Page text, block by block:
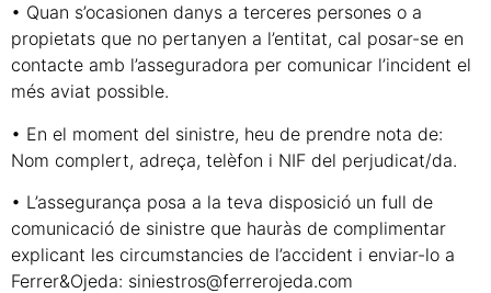
• Quan s’ocasionen danys a terceres persones o a
propietats que no pertanyen a l’entitat, cal posar-se en
contacte amb l’asseguradora per comunicar l’incident el
més aviat possible.
• En el moment del sinistre, heu de prendre nota de:
Nom complert, adreça, telèfon i NIF del perjudicat/da.
• L’assegurança posa a la teva disposició un full de
comunicació de sinistre que hauràs de complimentar
explicant les circumstancies de l’accident i enviar-lo a
Ferrer&Ojeda: siniestros@ferrerojeda.com